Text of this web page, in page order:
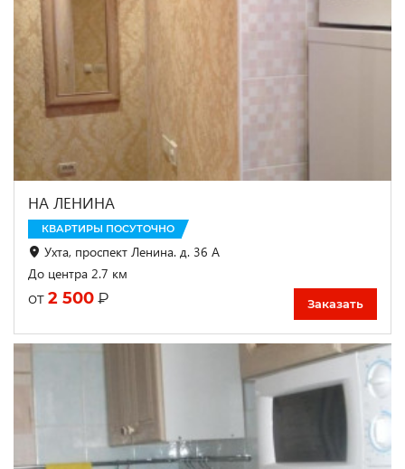
НА ЛЕНИНА
КВАРТИРЫ ПОСУТОЧНО
Ухта, проспект Ленина. д. 36 А
До центра 2.7 км
от 2 500 ₽ Заказать